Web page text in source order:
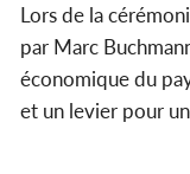
Lors de la
par Marc
économique du
et un levier pour